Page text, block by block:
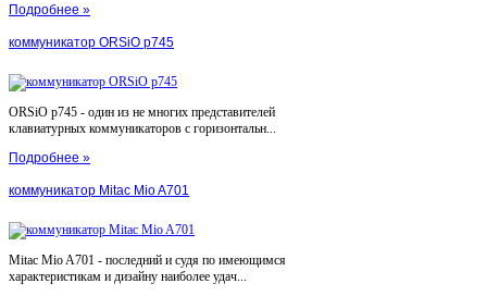
Подробнее »
коммуникатор ORSiO p745
ORSiO p745 - один из не многих представителей
клавиатурных коммуникаторов с горизонтальн...
Подробнее »
коммуникатор Mitac Mio A701
Mitac Mio A701 - последний и судя по имеющимся
характеристикам и дизайну наиболее удач...